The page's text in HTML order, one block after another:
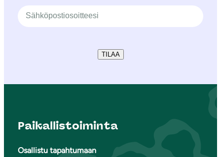
TILAA
Paikallistoiminta
Osallistu tapahtumaan